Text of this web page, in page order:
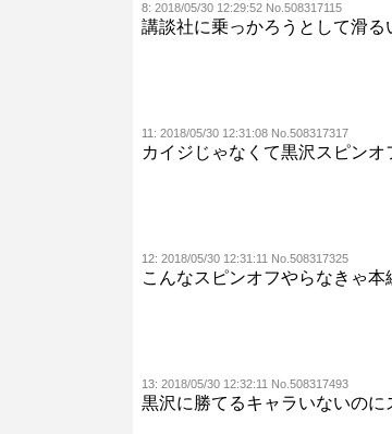
8: 2018/05/30 12:29:52 No.508317115
講談社に乗っかろうとして滑
11: 2018/05/30 12:31:08 No.508317317
カイジじゃなくて黒沢スピン
12: 2018/05/30 12:31:11 No.508317325
こんなスピンオフやらなきゃ
13: 2018/05/30 12:32:11 No.508317493
黒沢に勝てるキャラいないの